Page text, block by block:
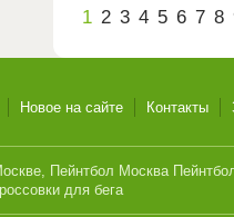
1 2 3 4 5 6 7 8
Новое на сайте Контакты
Пейнтбол Москва
для бега